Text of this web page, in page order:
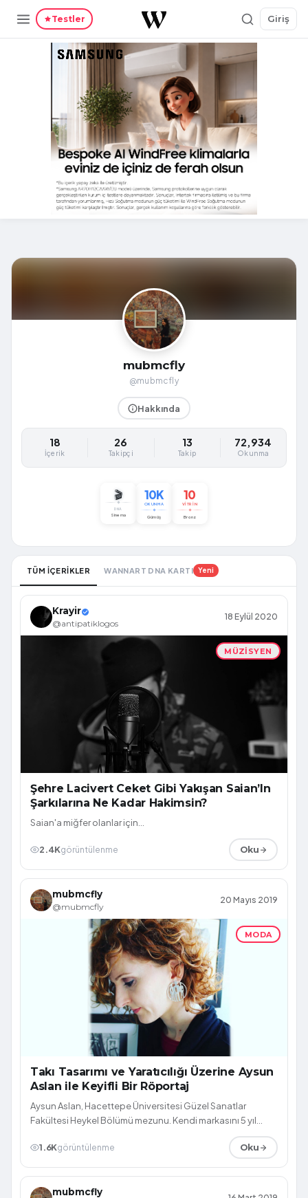
Testler Giriş
mubmcfly
@mubmcfly
Hakkında
18
İçerik
26
Takipçi
13
Takip
72,934
Okunma
🎬
DNA
Sinema
10K
OKUNMA
Gümüş
10
VITRIN
Bronz
TÜM İÇERİKLER WANNART DNA KARTI Yeni
Krayir
@antipatiklogos
18 Eylül 2020
MÜZISYEN
Şehre Lacivert Ceket Gibi Yakışan Saian’In
Şarkılarına Ne Kadar Hakimsin?
Saian'a miğfer olanlar için...
2.4Kgörüntülenme Oku
mubmcfly
@mubmcfly
20 Mayıs 2019
MODA
Takı Tasarımı ve Yaratıcılığı Üzerine Aysun
Aslan ile Keyifli Bir Röportaj
Aysun Aslan, Hacettepe Üniversitesi Güzel Sanatlar
Fakültesi Heykel Bölümü mezunu. Kendi markasını 5 yıl
1.6Kgörüntülenme Oku
mubmcfly